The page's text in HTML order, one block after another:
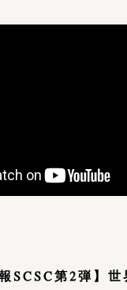
SCSC第2弾】世